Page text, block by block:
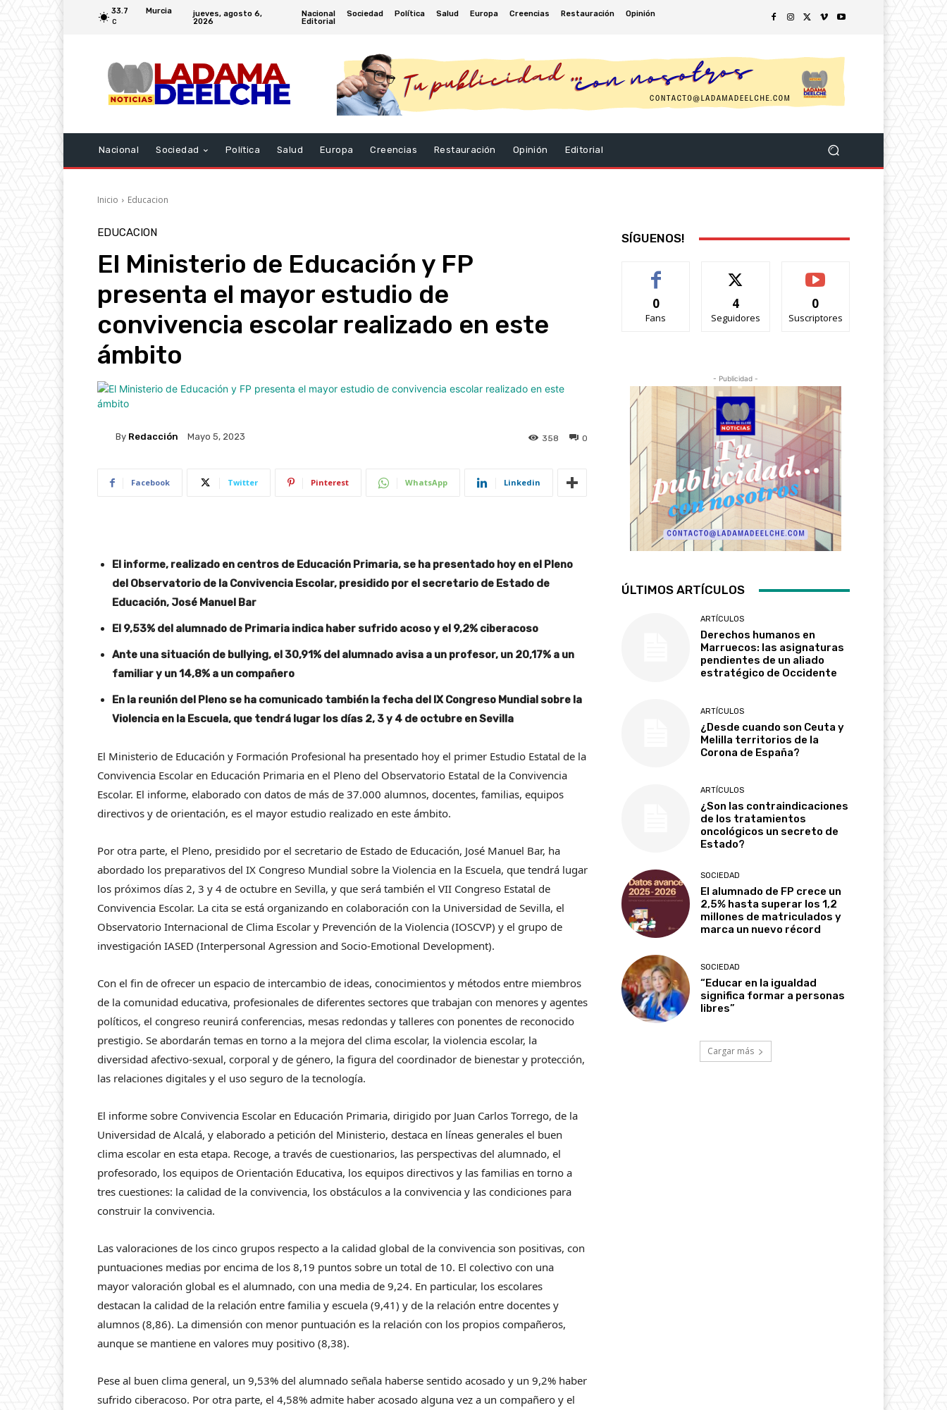
33.7
C
Murcia
jueves, agosto 6,
2026
Nacional Sociedad Política Salud Europa Creencias Restauración
Opinión
Editorial
Nacional Sociedad Política Salud Europa Creencias Restauración Opinión Editorial
Inicio Educacion
EDUCACION
El Ministerio de Educación y FP
presenta el mayor estudio de
convivencia escolar realizado en este
ámbito
By Redacción Mayo 5, 2023 0
358
Facebook Twitter Pinterest WhatsApp Linkedin
El informe, realizado en centros de Educación Primaria, se ha presentado hoy en el Pleno
del Observatorio de la Convivencia Escolar, presidido por el secretario de Estado de
Educación, José Manuel Bar
El 9,53% del alumnado de Primaria indica haber sufrido acoso y el 9,2% ciberacoso
Ante una situación de bullying, el 30,91% del alumnado avisa a un profesor, un 20,17% a un
familiar y un 14,8% a un compañero
En la reunión del Pleno se ha comunicado también la fecha del IX Congreso Mundial sobre la
Violencia en la Escuela, que tendrá lugar los días 2, 3 y 4 de octubre en Sevilla
El Ministerio de Educación y Formación Profesional ha presentado hoy el primer Estudio Estatal de la
Convivencia Escolar en Educación Primaria en el Pleno del Observatorio Estatal de la Convivencia
Escolar. El informe, elaborado con datos de más de 37.000 alumnos, docentes, familias, equipos
directivos y de orientación, es el mayor estudio realizado en este ámbito.
Por otra parte, el Pleno, presidido por el secretario de Estado de Educación, José Manuel Bar, ha
abordado los preparativos del IX Congreso Mundial sobre la Violencia en la Escuela, que tendrá lugar
los próximos días 2, 3 y 4 de octubre en Sevilla, y que será también el VII Congreso Estatal de
Convivencia Escolar. La cita se está organizando en colaboración con la Universidad de Sevilla, el
Observatorio Internacional de Clima Escolar y Prevención de la Violencia (IOSCVP) y el grupo de
investigación IASED (Interpersonal Agression and Socio-Emotional Development).
Con el fin de ofrecer un espacio de intercambio de ideas, conocimientos y métodos entre miembros
de la comunidad educativa, profesionales de diferentes sectores que trabajan con menores y agentes
políticos, el congreso reunirá conferencias, mesas redondas y talleres con ponentes de reconocido
prestigio. Se abordarán temas en torno a la mejora del clima escolar, la violencia escolar, la
diversidad afectivo-sexual, corporal y de género, la figura del coordinador de bienestar y protección,
las relaciones digitales y el uso seguro de la tecnología.
El informe sobre Convivencia Escolar en Educación Primaria, dirigido por Juan Carlos Torrego, de la
Universidad de Alcalá, y elaborado a petición del Ministerio, destaca en líneas generales el buen
clima escolar en esta etapa. Recoge, a través de cuestionarios, las perspectivas del alumnado, el
profesorado, los equipos de Orientación Educativa, los equipos directivos y las familias en torno a
tres cuestiones: la calidad de la convivencia, los obstáculos a la convivencia y las condiciones para
construir la convivencia.
Las valoraciones de los cinco grupos respecto a la calidad global de la convivencia son positivas, con
puntuaciones medias por encima de los 8,19 puntos sobre un total de 10. El colectivo con una
mayor valoración global es el alumnado, con una media de 9,24. En particular, los escolares
destacan la calidad de la relación entre familia y escuela (9,41) y de la relación entre docentes y
alumnos (8,86). La dimensión con menor puntuación es la relación con los propios compañeros,
aunque se mantiene en valores muy positivo (8,38).
Pese al buen clima general, un 9,53% del alumnado señala haberse sentido acosado y un 9,2% haber
sufrido ciberacoso. Por otra parte, el 4,58% admite haber acosado alguna vez a un compañero y el
SÍGUENOS!
0
Fans
4
Seguidores
0
Suscriptores
- Publicidad -
ÚLTIMOS ARTÍCULOS
ARTÍCULOS
Derechos humanos en
Marruecos: las asignaturas
pendientes de un aliado
estratégico de Occidente
ARTÍCULOS
¿Desde cuando son Ceuta y
Melilla territorios de la
Corona de España?
ARTÍCULOS
¿Son las contraindicaciones
de los tratamientos
oncológicos un secreto de
Estado?
SOCIEDAD
El alumnado de FP crece un
2,5% hasta superar los 1,2
millones de matriculados y
marca un nuevo récord
SOCIEDAD
“Educar en la igualdad
significa formar a personas
libres”
Cargar más